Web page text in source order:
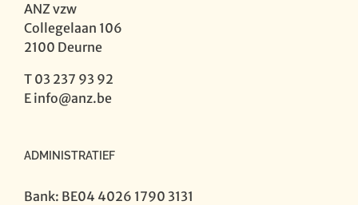
the
bass
clarinet
ANZ vzw
Collegelaan 106
2100 Deurne
T 03 237 93 92
E info@anz.be
ADMINISTRATIEF
Bank: BE04 4026 1790 3131